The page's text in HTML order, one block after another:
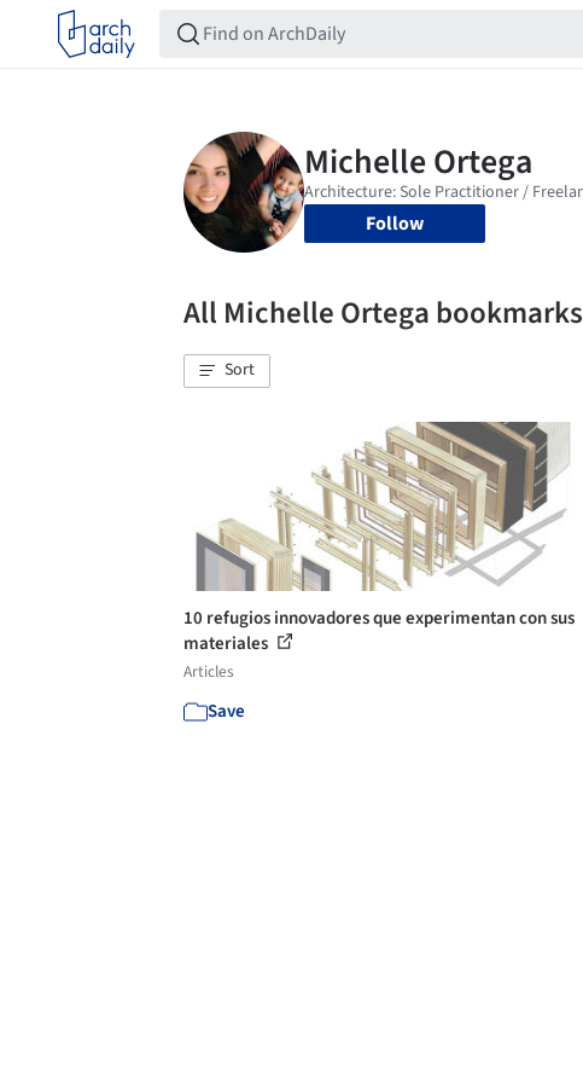
Follow
All Michelle Ortega bookmarks
Sort
10 refugios innovadores que experimentan con sus
materiales
Articles
Save